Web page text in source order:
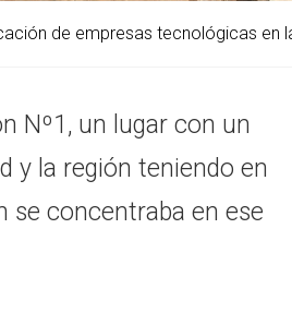
de empresas tecnológicas en
Nº1, un lugar con un
y la región teniendo en
se concentraba en ese